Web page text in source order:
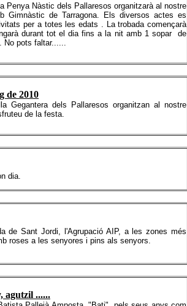
Penya Nàstic dels Pallaresos organitzarà al nostre
Gimnàstic de Tarragona. Els diversos actes es
per a totes les edats . La trobada començarà
durant tot el dia fins a la nit amb 1 sopar de
pots faltar......
de 2010
Gegantera dels Pallaresos organitzan al nostre
de la festa.
dia.
de Sant Jordi, l'Agrupació AIP, a les zones més
roses a les senyores i pins als senyors.
agutzil ......